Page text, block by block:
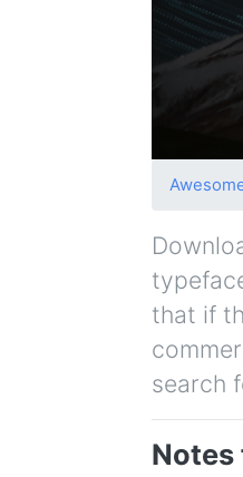
that if
search
Notes